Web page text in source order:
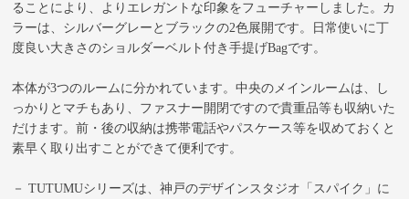
ることにより、よりエレガントな印象をフューチャーしました。カ
ラーは、シルバーグレーとブラックの2色展開です。日常使いに丁
度良い大きさのショルダーベルト付き手提げBagです。
本体が3つのルームに分かれています。中央のメインルームは、し
っかりとマチもあり、ファスナー開閉ですので貴重品等も収納いた
だけます。前・後の収納は携帯電話やパスケース等を収めておくと
素早く取り出すことができて便利です。
－ TUTUMUシリーズは、神戸のデザインスタジオ「スパイク」に